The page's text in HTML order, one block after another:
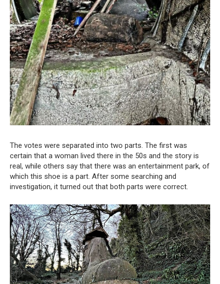
The votes were separated into two parts. The first was
certain that a woman lived there in the 50s and the story is
real, while others say that there was an entertainment park, of
which this shoe is a part. After some searching and
investigation, it turned out that both parts were correct.